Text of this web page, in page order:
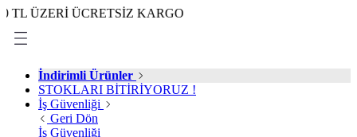
ÜCRETSİZ KARGO
İndirimli Ürünler
STOKLARI BİTİRİYORUZ !
İş Güvenliği
Geri Dön
İş Güvenliği